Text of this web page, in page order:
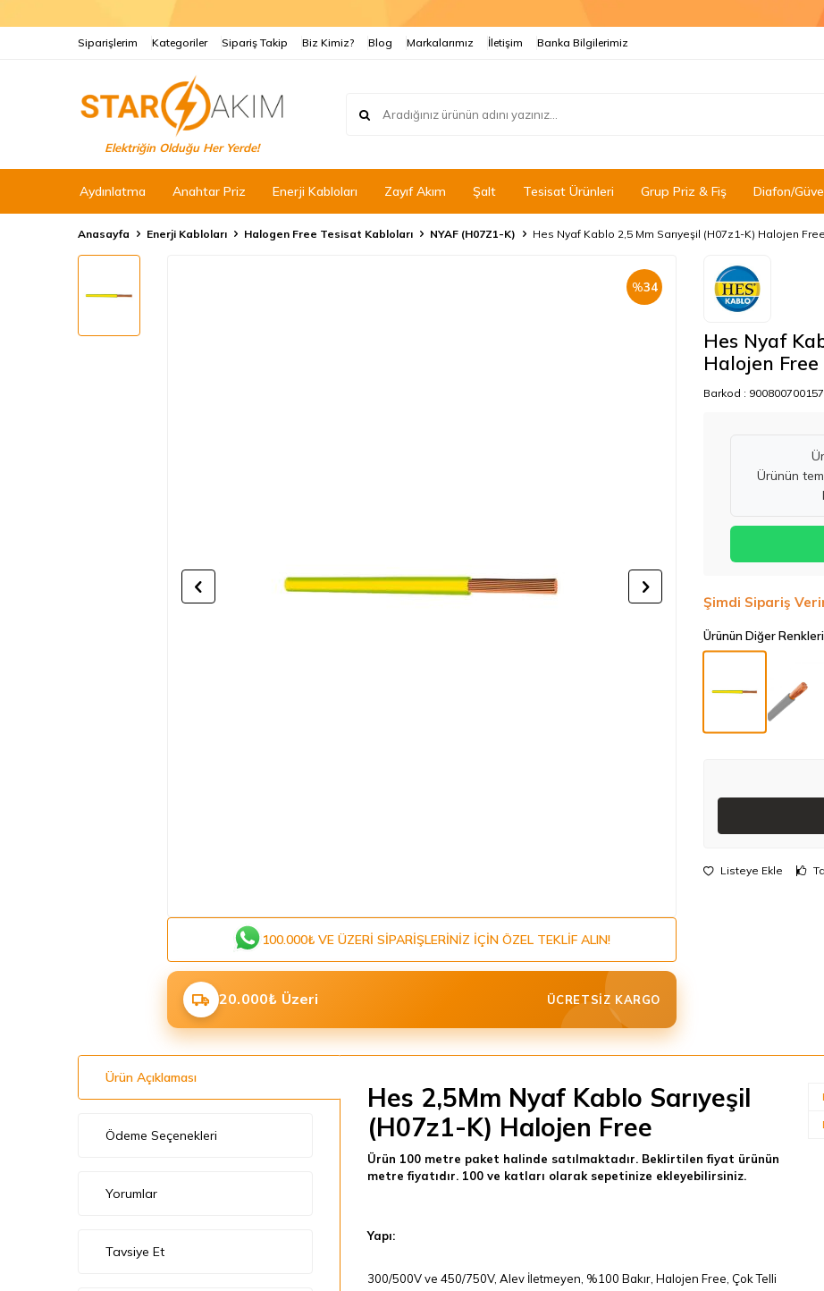
Siparişlerim Kategoriler Sipariş Takip Biz Kimiz? Blog Markalarımız İletişim Banka Bilgilerimiz
Elektriğin Olduğu Her Yerde!
Aydınlatma Anahtar Priz Enerji Kabloları Zayıf Akım Şalt Tesisat Ürünleri Grup Priz & Fiş Diafon/
Anasayfa Enerji Kabloları Halogen Free Tesisat Kabloları NYAF (H07Z1-K) Hes Nyaf Kablo 2,5 Mm Sarıyeşil (H07z1-K) Halojen Free
%34
100.000₺ VE ÜZERI SIPARIŞLERINIZ IÇIN ÖZEL TEKLIF ALIN!
20.000₺ Üzeri ÜCRETSIZ KARGO
Hes Nyaf
Halojen Free
Barkod :
Ürünün
Şimdi Sipariş
Ürünün Diğer Renkleri
Listeye Ekle
Ürün Açıklaması
Ödeme Seçenekleri
Yorumlar
Tavsiye Et
Hes 2,5Mm Nyaf Kablo Sarıyeşil
(H07z1-K) Halojen Free
Ürün 100 metre paket halinde satılmaktadır. Beklirtilen fiyat ürünün
metre fiyatıdır. 100 ve katları olarak sepetinize ekleyebilirsiniz.
Yapı:
300/500V ve 450/750V, Alev İletmeyen, %100 Bakır, Halojen Free, Çok Telli